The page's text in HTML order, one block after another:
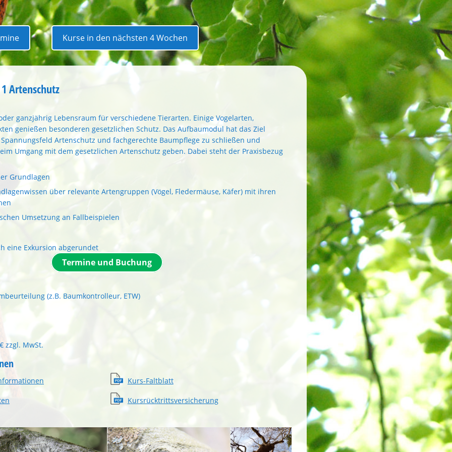
Kurse in den nächsten 4 Wochen
Artenschutz
ganzjährig Lebensraum für verschiedene Tierarten. Einige Vogelarten,
genießen besonderen gesetzlichen Schutz. Das Aufbaumodul hat das Ziel
Artenschutz und fachgerechte Baumpflege zu schließen und
Umgang mit dem gesetzlichen Artenschutz geben. Dabei steht der Praxisbezug
Grundlagen
über relevante Artengruppen (Vögel, Fledermäuse, Käfer) mit ihren
Umsetzung an Fallbeispielen
eine Exkursion abgerundet
Termine und Buchung
(z.B. Baumkontrolleur, ETW)
MwSt.
Kurs-Faltblatt
Kursrücktrittsversicherung